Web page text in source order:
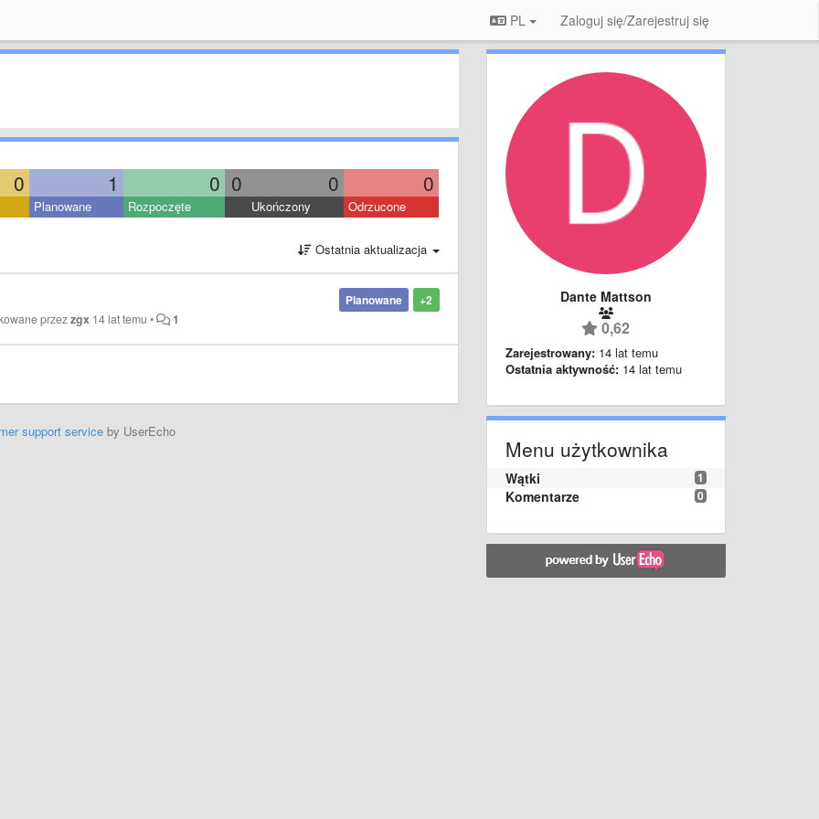
PL Zaloguj się/Zarejestruj się
0 1 0 0 0 0
Planowane Rozpoczęte Ukończony Odrzucone
Ostatnia aktualizacja
+2
Planowane
przezzgx 14 lat temu • 1
support serviceby UserEcho
Dante Mattson
0,62
Zarejestrowany: 14 lat temu
Ostatnia aktywność: 14 lat temu
Menu użytkownika
1
Wątki
0
Komentarze